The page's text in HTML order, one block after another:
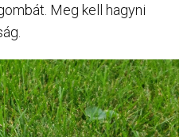
Meg kell hagyni